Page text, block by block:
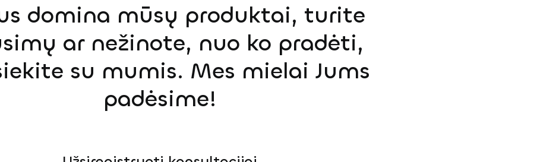
domina mūsų produktai, turite
ar nežinote, nuo ko pradėti,
su mumis. Mes mielai Jums
padėsime!